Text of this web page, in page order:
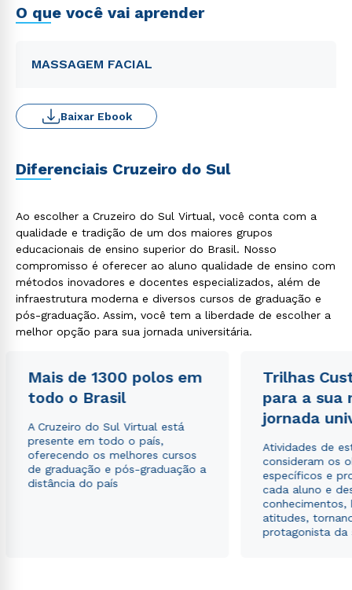
O que você vai aprender
MASSAGEM FACIAL
Baixar Ebook
Diferenciais Cruzeiro do Sul
Ao escolher a Cruzeiro do Sul Virtual, você conta com a
qualidade e tradição de um dos maiores grupos
educacionais de ensino superior do Brasil. Nosso
compromisso é oferecer ao aluno qualidade de ensino com
métodos inovadores e docentes especializados, além de
infraestrutura moderna e diversos cursos de graduação e
pós-graduação. Assim, você tem a liberdade de escolher a
melhor opção para sua jornada universitária.
Mais de 1300 polos em
todo o Brasil
A Cruzeiro do Sul Virtual está
presente em todo o país,
oferecendo os melhores cursos
de graduação e pós-graduação a
distância do país
Trilhas
para a sua
jornada
Atividades de
consideram os
específicos e
cada aluno e
conhecimentos,
atitudes,
protagonista da